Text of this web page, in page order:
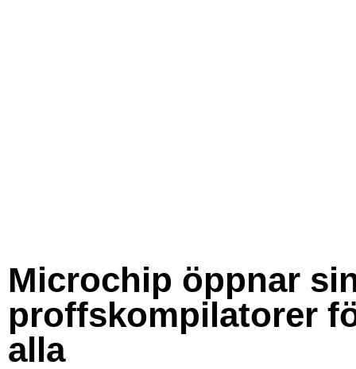
Microchip öppnar
proffskompilatorer
alla